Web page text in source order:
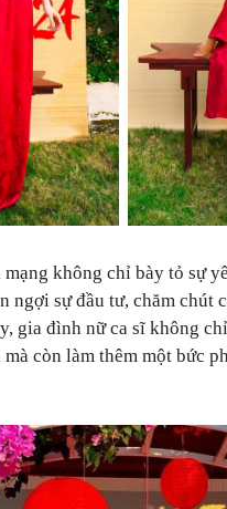
không chỉ bày tỏ sự
ngợi sự đầu tư, chăm chút
gia đình nữ ca sĩ không
còn làm thêm một bức